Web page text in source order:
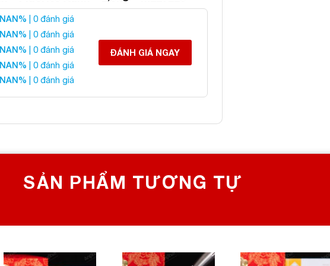
Cầu Fluorite Xanh
liên hệ:
SỐ 1 VỀ ĐÁ PHONG THỦY
NAN% | 0 đánh giá
NAN% | 0 đánh giá
NAN% | 0 đánh giá
NAN% | 0 đánh giá
NAN% | 0 đánh giá
ĐÁNH GIÁ NGAY
SẢN PHẨM TƯƠNG TỰ